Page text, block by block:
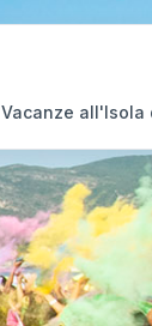
Vacanze all'Isola